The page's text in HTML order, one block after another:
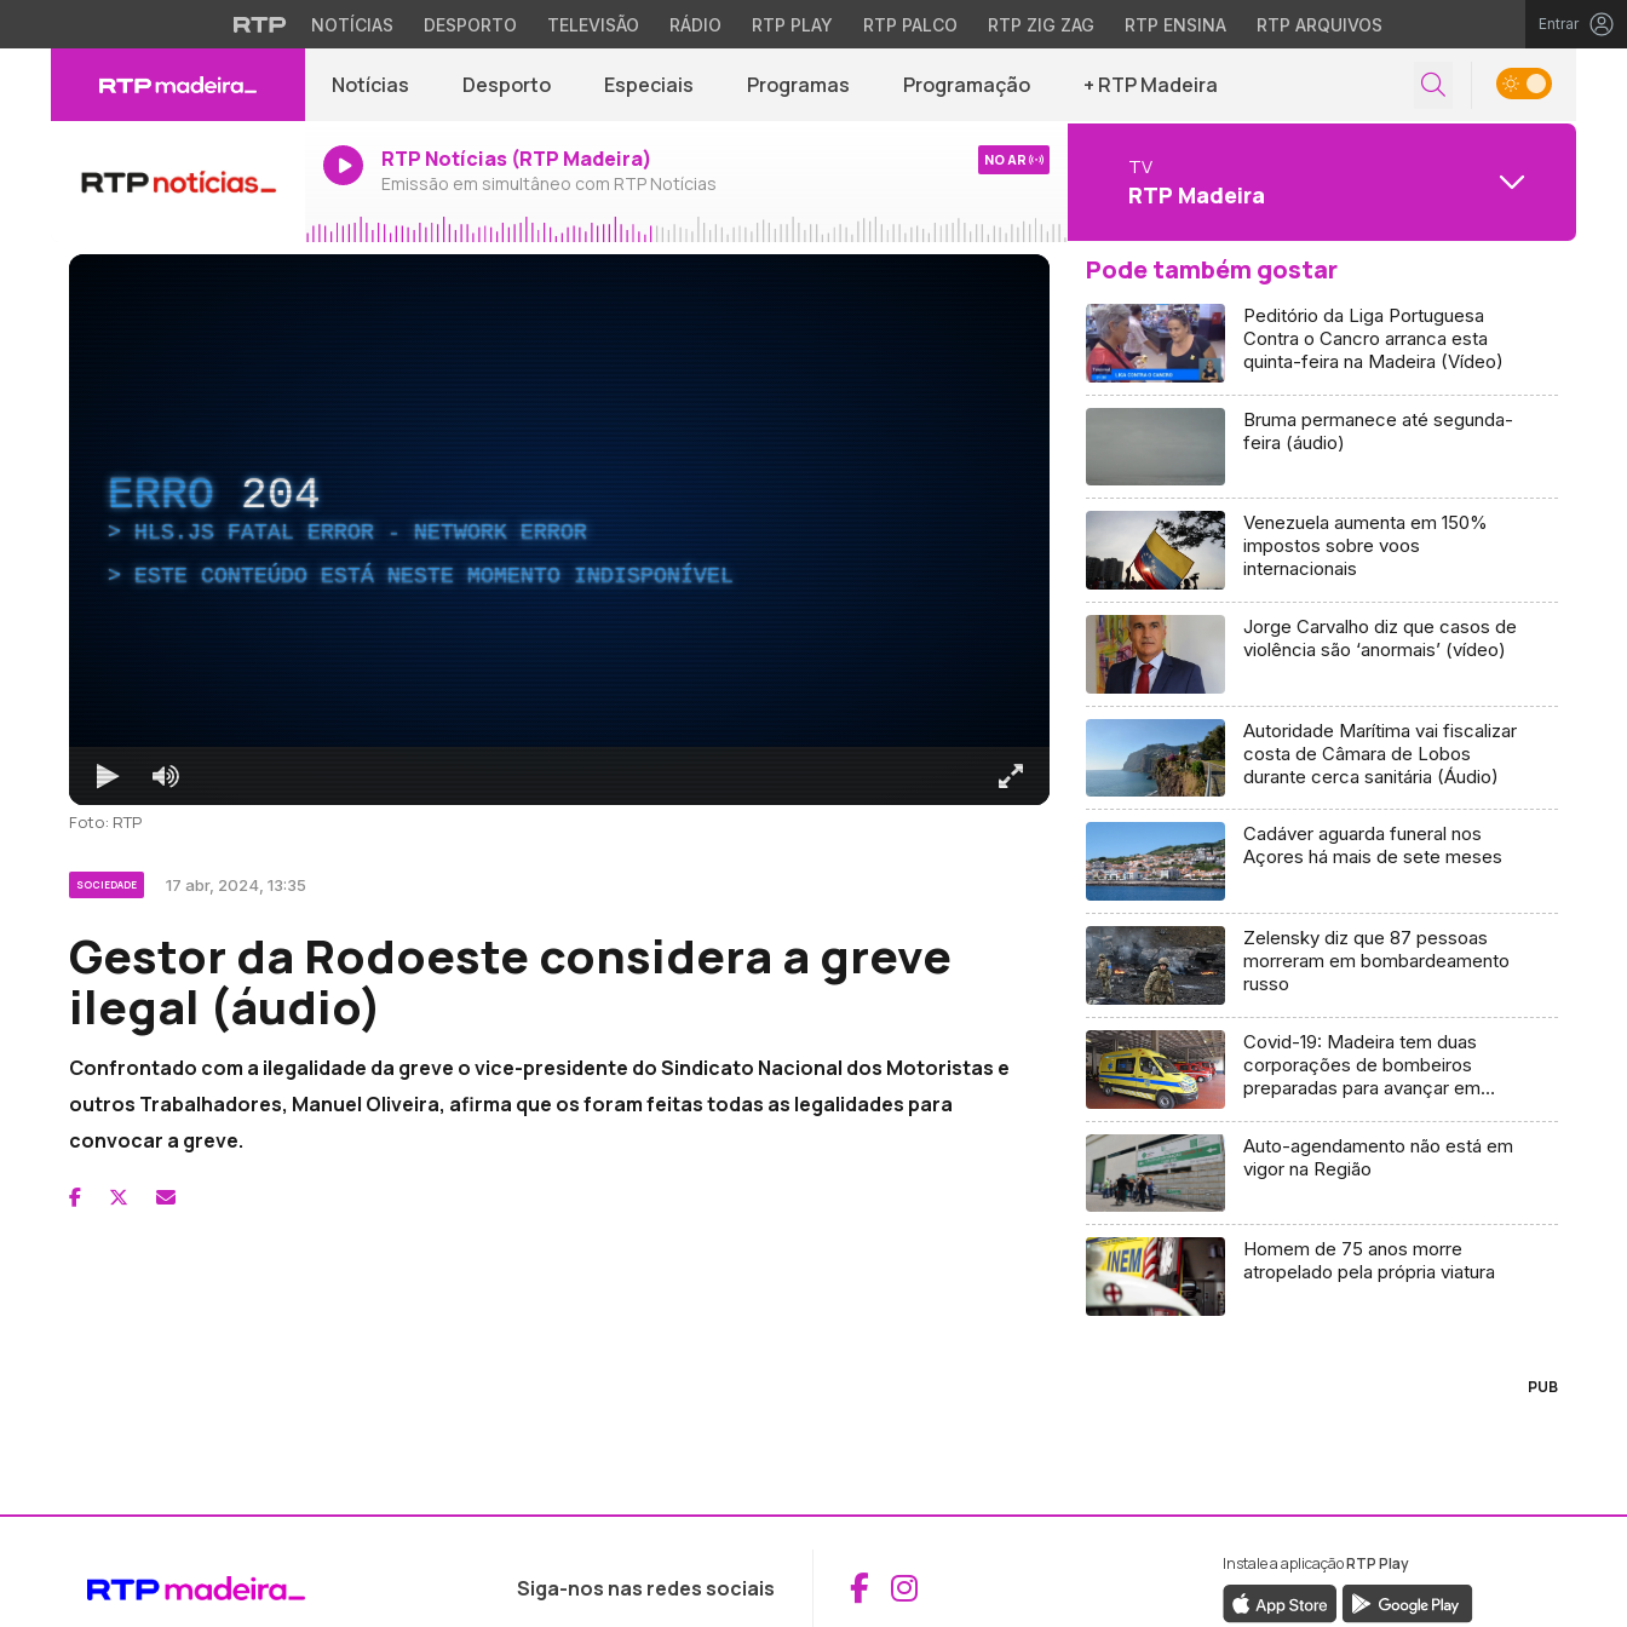
NOTÍCIAS DESPORTO TELEVISÃO RÁDIO RTP PLAY RTP PALCO RTP ZIG ZAG RTP ENSINA RTP ARQUIVOS Entrar
Notícias Desporto Especiais Programas Programação + RTP Madeira
RTP Notícias (RTP Madeira)
Emissão em simultâneo com RTP Notícias
NO AR TV
RTP Madeira
ERRO 204
HLS.JS FATAL ERROR - NETWORK ERROR
ESTE CONTEÚDO ESTÁ NESTE MOMENTO INDISPONÍVEL
Foto: RTP
SOCIEDADE 17 abr, 2024, 13:35
Gestor da Rodoeste considera a greve
ilegal (áudio)
Confrontado com a ilegalidade da greve o vice-presidente do Sindicato Nacional dos Motoristas e
outros Trabalhadores, Manuel Oliveira, afirma que os foram feitas todas as legalidades para
convocar a greve.
Pode também gostar
Peditório da Liga Portuguesa
Contra o Cancro arranca esta
quinta-feira na Madeira (Vídeo)
Bruma permanece até segunda-
feira (áudio)
Venezuela aumenta em 150%
impostos sobre voos
internacionais
Jorge Carvalho diz que casos de
violência são ‘anormais’ (vídeo)
Autoridade Marítima vai fiscalizar
costa de Câmara de Lobos
durante cerca sanitária (Áudio)
Cadáver aguarda funeral nos
Açores há mais de sete meses
Zelensky diz que 87 pessoas
morreram em bombardeamento
russo
Covid-19: Madeira tem duas
corporações de bombeiros
preparadas para avançar em
Auto-agendamento não está em
vigor na Região
Homem de 75 anos morre
atropelado pela própria viatura
PUB
Siga-nos nas redes sociais Aceder ao Facebook da RTP Madeira
Aceder ao Instagram da RTP Madeira
Instale a aplicaçãoRTP Play